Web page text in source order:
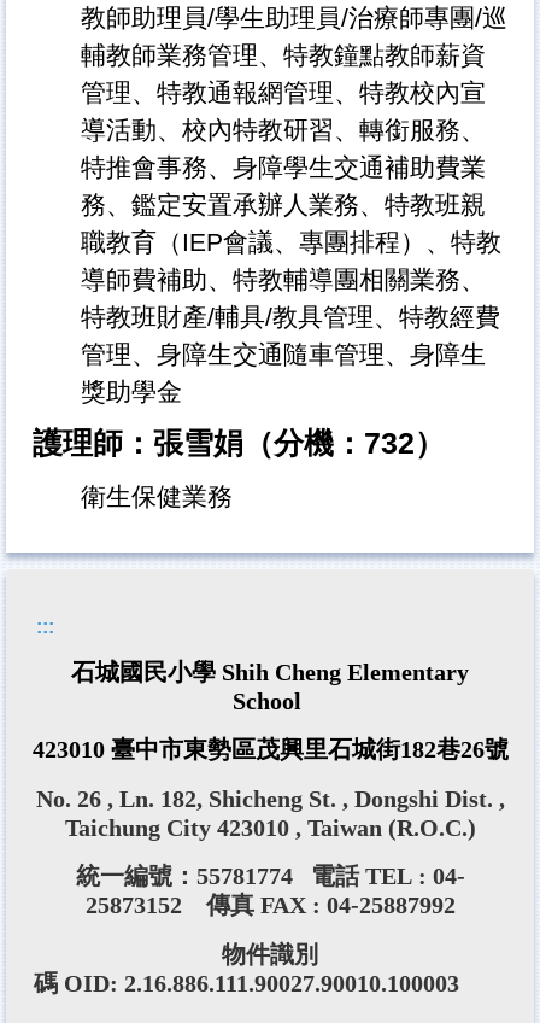
教師助理員/學生助理員/治療師專團/巡
輔教師業務管理、特教鐘點教師薪資
管理、特教通報網管理、特教校內宣
導活動、校內特教研習、轉銜服務、
特推會事務、身障學生交通補助費業
務、鑑定安置承辦人業務、特教班親
職教育（IEP會議、專團排程）、特教
導師費補助、特教輔導團相關業務、
特教班財產/輔具/教具管理、特教經費
管理、身障生交通隨車管理、身障生
獎助學金
護理師：張雪娟（分機：732）
衛生保健業務
:::
石城國民小學 Shih Cheng Elementary
School
423010 臺中市東勢區茂興里石城街182巷26號
No. 26 , Ln. 182, Shicheng St. , Dongshi Dist. ,
Taichung City 423010 , Taiwan (R.O.C.)
統一編號：55781774
電話 TEL : 04-
25873152 傳真 FAX : 04-25887992
物件識別
碼 OID: 2.16.886.111.90027.90010.100003